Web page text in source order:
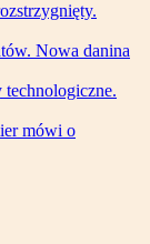
Nowa danina
mówi o